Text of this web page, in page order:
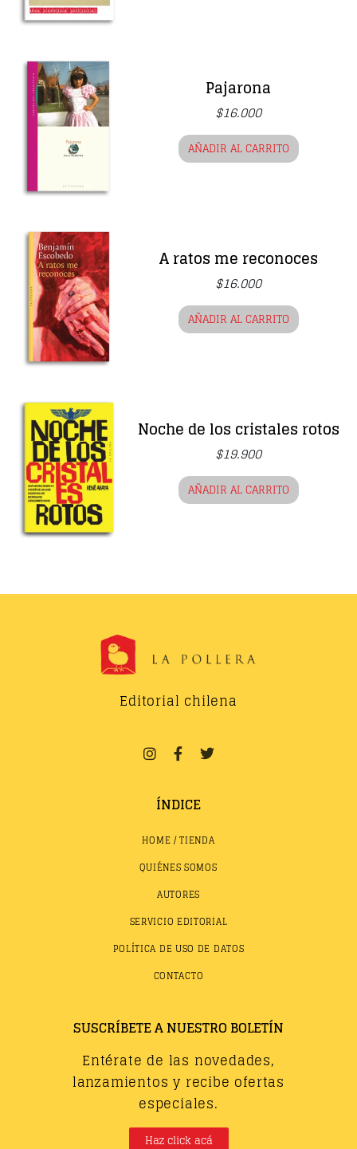
Pajarona
$16.000
AÑADIR AL CARRITO
A ratos me reconoces
$16.000
AÑADIR AL CARRITO
Noche de los cristales rotos
$19.900
AÑADIR AL CARRITO
Editorial chilena
ÍNDICE
HOME / TIENDA
QUIÉNES SOMOS
AUTORES
SERVICIO EDITORIAL
POLÍTICA DE USO DE DATOS
CONTACTO
SUSCRÍBETE A NUESTRO BOLETÍN
Entérate de las novedades,
lanzamientos y recibe ofertas
especiales.
Haz click acá